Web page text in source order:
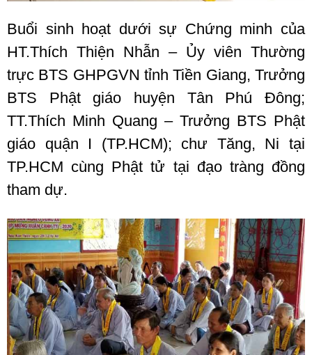
Buổi sinh hoạt dưới sự Chứng minh của
HT.Thích Thiện Nhẫn – Ủy viên Thường
trực BTS GHPGVN tỉnh Tiền Giang, Trưởng
BTS Phật giáo huyện Tân Phú Đông;
TT.Thích Minh Quang – Trưởng BTS Phật
giáo quận I (TP.HCM); chư Tăng, Ni tại
TP.HCM cùng Phật tử tại đạo tràng đồng
tham dự.